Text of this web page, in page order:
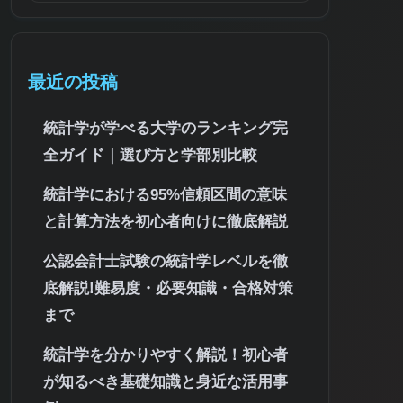
最近の投稿
統計学が学べる大学のランキング完
全ガイド｜選び方と学部別比較
統計学における95%信頼区間の意味
と計算方法を初心者向けに徹底解説
公認会計士試験の統計学レベルを徹
底解説!難易度・必要知識・合格対策
まで
統計学を分かりやすく解説！初心者
が知るべき基礎知識と身近な活用事